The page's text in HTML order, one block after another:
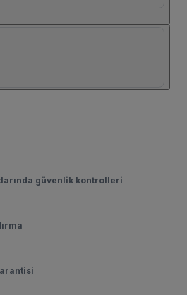
güvenlik kontrolleri